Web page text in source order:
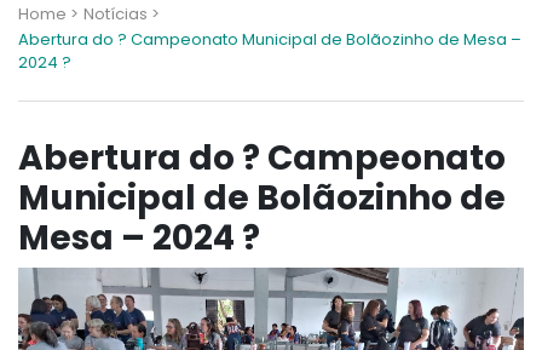
Home > Notícias >
Abertura do ? Campeonato Municipal de Bolãozinho de Mesa –
2024 ?
Abertura do ? Campeonato
Municipal de Bolãozinho de
Mesa – 2024 ?